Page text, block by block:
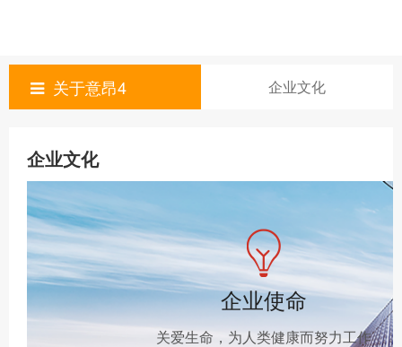
关于意昂4 企业文化
企业文化
企业使命
关爱生命，为人类健康而努力工作